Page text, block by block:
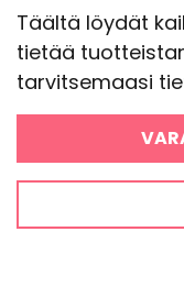
Täältä löydät
tietää
tarvitsemaasi